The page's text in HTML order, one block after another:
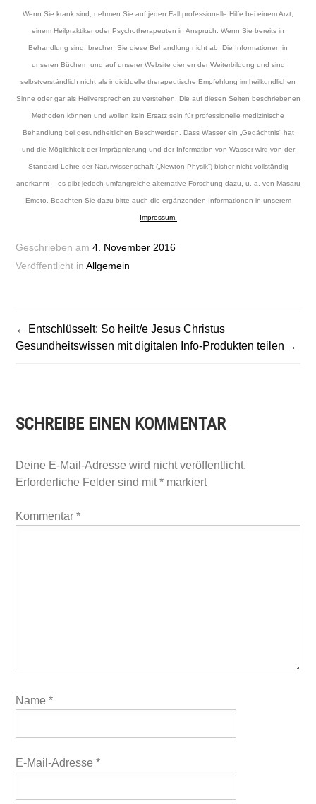
Wenn Sie krank sind, nehmen Sie auf jeden Fall professionelle Hilfe bei einem Arzt,
einem Heilpraktiker oder Psychotherapeuten in Anspruch. Wenn Sie bereits in
Behandlung sind, brechen Sie diese Behandlung nicht ab. Die Informationen in
unseren Büchern und auf unserer Website dienen der Weiterbildung und sind
selbstverständlich nicht als individuelle therapeutische Empfehlung im heilkundlichen
Sinne oder gar als Heilversprechen zu verstehen. Die auf diesen Seiten beschriebenen
Methoden können und wollen kein Ersatz sein für professionelle medizinische
Behandlung bei gesundheitlichen Beschwerden. Dass Wasser ein „Gedächtnis“ hat
und die Möglichkeit der Imprägnierung und der Information von Wasser wird von der
Standard-Lehre der Naturwissenschaft („Newton-Physik“) bisher nicht vollständig
anerkannt – es gibt jedoch umfangreiche alternative Forschung dazu, u. a. von Masaru
Emoto. Beachten Sie dazu bitte auch die ergänzenden Informationen in unserem
Impressum.
Geschrieben am4. November 2016
Veröffentlicht inAllgemein
BEITRAGSNAVIGATION
Entschlüsselt: So heilt/e Jesus Christus
Gesundheitswissen mit digitalen Info-Produkten teilen
SCHREIBE EINEN KOMMENTAR
Deine E-Mail-Adresse wird nicht veröffentlicht.
Erforderliche Felder sind mit* markiert
Kommentar*
Name*
E-Mail-Adresse*